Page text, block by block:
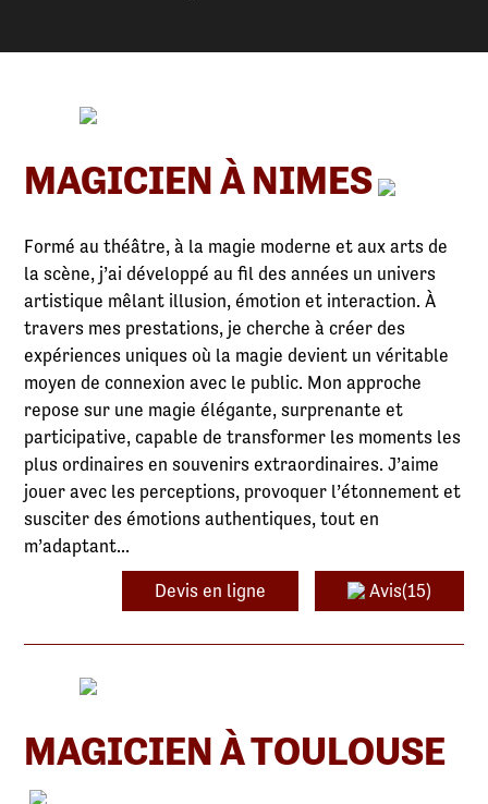
MAGICIEN À NIMES
Formé au théâtre, à la magie moderne et aux arts de
la scène, j’ai développé au fil des années un univers
artistique mêlant illusion, émotion et interaction. À
travers mes prestations, je cherche à créer des
expériences uniques où la magie devient un véritable
moyen de connexion avec le public. Mon approche
repose sur une magie élégante, surprenante et
participative, capable de transformer les moments les
plus ordinaires en souvenirs extraordinaires. J’aime
jouer avec les perceptions, provoquer l’étonnement et
susciter des émotions authentiques, tout en
m’adaptant...
Devis en ligne Avis(15)
MAGICIEN À TOULOUSE